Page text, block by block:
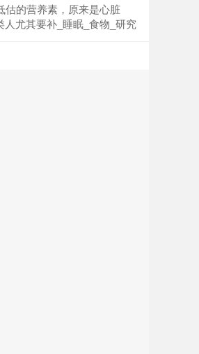
估的营养素，原来是心脏
人尤其要补_睡眠_食物_研究